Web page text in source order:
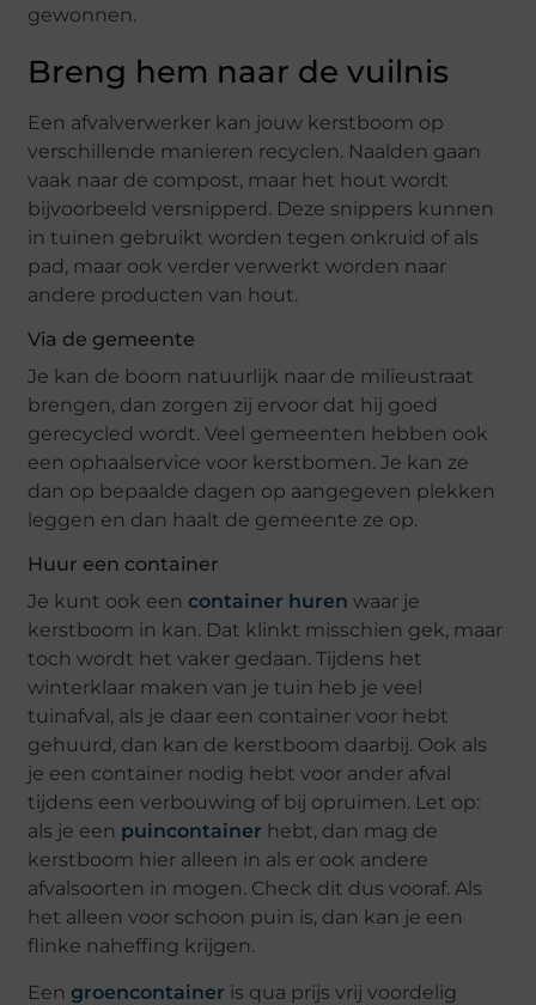
gewonnen.
Breng hem naar de vuilnis
Een afvalverwerker kan jouw kerstboom op
verschillende manieren recyclen. Naalden gaan
vaak naar de compost, maar het hout wordt
bijvoorbeeld versnipperd. Deze snippers kunnen
in tuinen gebruikt worden tegen onkruid of als
pad, maar ook verder verwerkt worden naar
andere producten van hout.
Via de gemeente
Je kan de boom natuurlijk naar de milieustraat
brengen, dan zorgen zij ervoor dat hij goed
gerecycled wordt. Veel gemeenten hebben ook
een ophaalservice voor kerstbomen. Je kan ze
dan op bepaalde dagen op aangegeven plekken
leggen en dan haalt de gemeente ze op.
Huur een container
Je kunt ook eencontainer huren waar je
kerstboom in kan. Dat klinkt misschien gek, maar
toch wordt het vaker gedaan. Tijdens het
winterklaar maken van je tuin heb je veel
tuinafval, als je daar een container voor hebt
gehuurd, dan kan de kerstboom daarbij. Ook als
je een container nodig hebt voor ander afval
tijdens een verbouwing of bij opruimen. Let op:
als je een puincontainer hebt, dan mag de
kerstboom hier alleen in als er ook andere
afvalsoorten in mogen. Check dit dus vooraf. Als
het alleen voor schoon puin is, dan kan je een
flinke naheffing krijgen.
Eengroencontainer is qua prijs vrij voordelig